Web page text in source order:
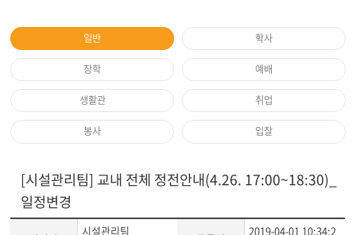
일반 학사
장학 예배
생활관 취업
봉사 입찰
[시설관리팀] 교내 전체 정전안내(4.26. 17:00~18:30)_
일정변경
시설관리팀
2019-04-01 10:34:2